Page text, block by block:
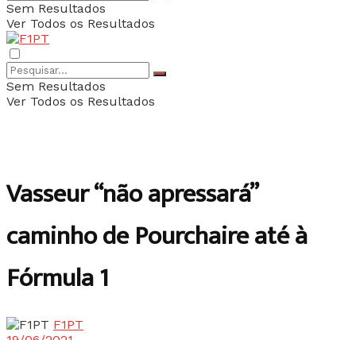
Sem Resultados
Ver Todos os Resultados
Sem Resultados
Ver Todos os Resultados
Vasseur “não apressará”
caminho de Pourchaire até à
Fórmula 1
F1PT